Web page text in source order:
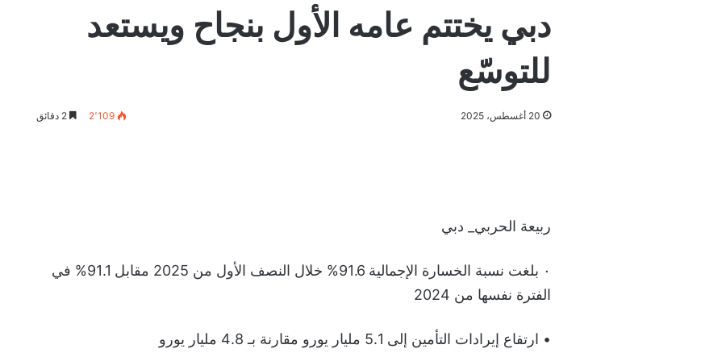
دبي يختتم عامه الأول بنجاح ويستعد
للتوسّع
20 أغسطس، 2025 2٬109 2 دقائق
ربيعة الحربي_ دبي
٠ بلغت نسبة الخسارة الإجمالية 91.6% خلال النصف الأول من 2025 مقابل 91.1% في
الفترة نفسها من 2024
• ارتفاع إيرادات التأمين إلى 5.1 مليار يورو مقارنة بـ 4.8 مليار يورو